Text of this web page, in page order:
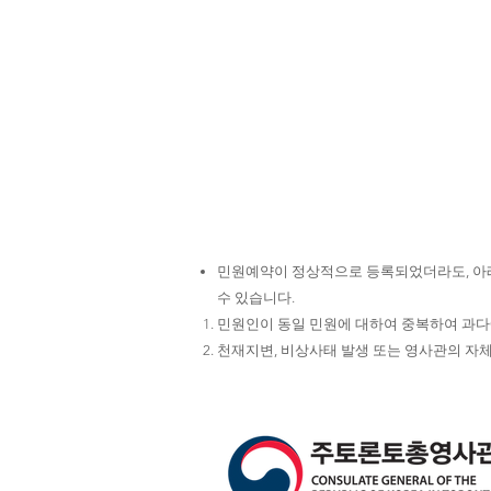
민원예약이 정상적으로 등록되었더라도,
수 있습니다.
민원인이 동일 민원에 대하여 중복하여 과
천재지변, 비상사태 발생 또는 영사관의 자